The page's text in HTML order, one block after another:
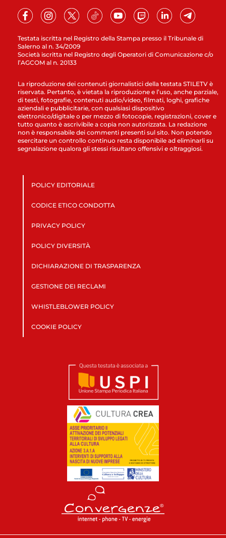
Testata iscritta nel Registro della Stampa presso il Tribunale di
Salerno al n. 34/2009
Società iscritta nel Registro degli Operatori di Comunicazione c/o
l’AGCOM al n. 20133
La riproduzione dei contenuti giornalistici della testata STILETV è
riservata. Pertanto, è vietata la riproduzione e l’uso, anche parziale,
di testi, fotografie, contenuti audio/video, filmati, loghi, grafiche
aziendali e pubblicitarie, con qualsiasi dispositivo
elettronico/digitale o per mezzo di fotocopie, registrazioni, cover e
tutto quanto è ascrivibile a copia non autorizzata. La redazione
non è responsabile dei commenti presenti sul sito. Non potendo
esercitare un controllo continuo resta disponibile ad eliminarli su
segnalazione qualora gli stessi risultano offensivi e oltraggiosi.
POLICY EDITORIALE
CODICE ETICO CONDOTTA
PRIVACY POLICY
POLICY DIVERSITÀ
DICHIARAZIONE DI TRASPARENZA
GESTIONE DEI RECLAMI
WHISTLEBLOWER POLICY
COOKIE POLICY